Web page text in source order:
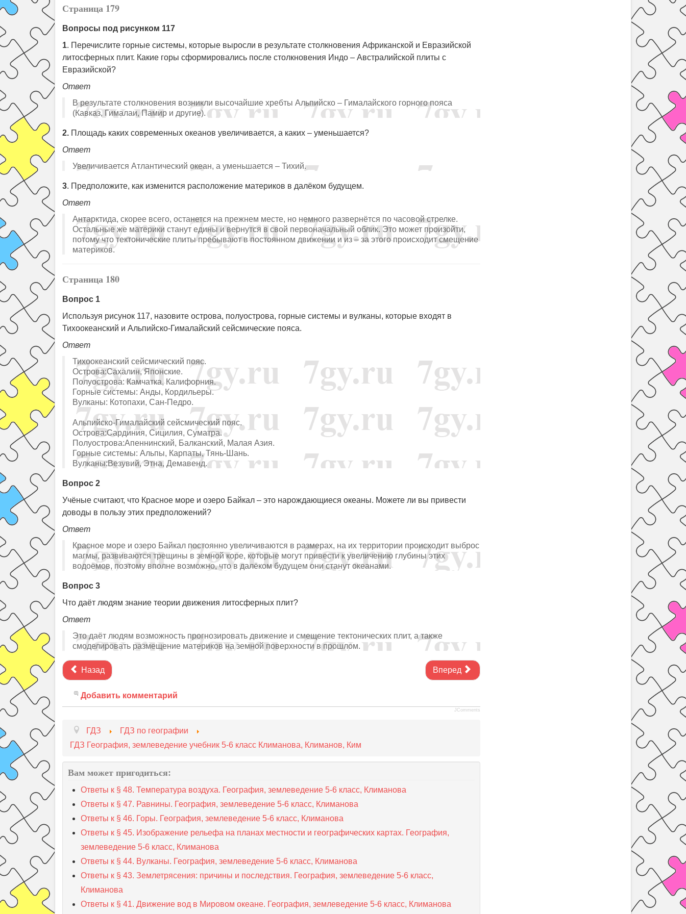
Страница 179
Вопросы под рисунком 117
1. Перечислите горные системы, которые выросли в результате столкновения Африканской и Евразийской
литосферных плит. Какие горы сформировались после столкновения Индо – Австралийской плиты с
Евразийской?
Ответ
В результате столкновения возникли высочайшие хребты Альпийско – Гималайского горного пояса
(Кавказ, Гималаи, Памир и другие).
2. Площадь каких современных океанов увеличивается, а каких – уменьшается?
Ответ
Увеличивается Атлантический океан, а уменьшается – Тихий.
3. Предположите, как изменится расположение материков в далёком будущем.
Ответ
Антарктида, скорее всего, останется на прежнем месте, но немного развернётся по часовой стрелке.
Остальные же материки станут едины и вернутся в свой первоначальный облик. Это может произойти,
потому что тектонические плиты пребывают в постоянном движении и из – за этого происходит смещение
материков.
Страница 180
Вопрос 1
Используя рисунок 117, назовите острова, полуострова, горные системы и вулканы, которые входят в
Тихоокеанский и Альпийско-Гималайский сейсмические пояса.
Ответ
Тихоокеанский сейсмический пояс.
Острова:Сахалин, Японские.
Полуострова: Камчатка, Калифорния.
Горные системы: Анды, Кордильеры.
Вулканы: Котопахи, Сан-Педро.
Альпийско-Гималайский сейсмический пояс.
Острова:Сардиния, Сицилия, Суматра.
Полуострова:Апеннинский, Балканский, Малая Азия.
Горные системы: Альпы, Карпаты, Тянь-Шань.
Вулканы:Везувий, Этна, Демавенд.
Вопрос 2
Учёные считают, что Красное море и озеро Байкал – это нарождающиеся океаны. Можете ли вы привести
доводы в пользу этих предположений?
Ответ
Красное море и озеро Байкал постоянно увеличиваются в размерах, на их территории происходит выброс
магмы, развиваются трещины в земной коре, которые могут привести к увеличению глубины этих
водоёмов, поэтому вполне возможно, что в далёком будущем они станут океанами.
Вопрос 3
Что даёт людям знание теории движения литосферных плит?
Ответ
Это даёт людям возможность прогнозировать движение и смещение тектонических плит, а также
смоделировать размещение материков на земной поверхности в прошлом.
Назад Вперед
Добавить комментарий
JComments
ГДЗ
ГДЗ по географии
ГДЗ География, землеведение учебник 5-6 класс Климанова, Климанов, Ким
Вам может пригодиться:
Ответы к § 48. Температура воздуха. География, землеведение 5-6 класс, Климанова
Ответы к § 47. Равнины. География, землеведение 5-6 класс, Климанова
Ответы к § 46. Горы. География, землеведение 5-6 класс, Климанова
Ответы к § 45. Изображение рельефа на планах местности и географических картах. География,
землеведение 5-6 класс, Климанова
Ответы к § 44. Вулканы. География, землеведение 5-6 класс, Климанова
Ответы к § 43. Землетрясения: причины и последствия. География, землеведение 5-6 класс,
Климанова
Ответы к § 41. Движение вод в Мировом океане. География, землеведение 5-6 класс, Климанова